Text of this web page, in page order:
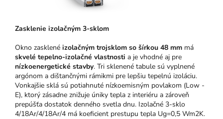
Zasklenie izolačným 3-sklom
Okno zasklené izolačným trojsklom so šírkou 48 mm má
skvelé tepelno-izolačné vlastnosti a je vhodné aj pre
nízkoenergetické stavby. Tri sklenené tabule sú vyplnené
argónom a dištančnými rámikmi pre lepšiu tepelnú izoláciu.
Vonkajšie sklá sú potiahnuté nízkoemisným povlakom (Low -
E), ktorý zásadne znižuje úniky tepla z interiéru a zároveň
prepúšťa dostatok denného svetla dnu. Izolačné 3-sklo
4/18Ar/4/18Ar/4 má koeficient prestupu tepla Ug=0,5 Wm2K.